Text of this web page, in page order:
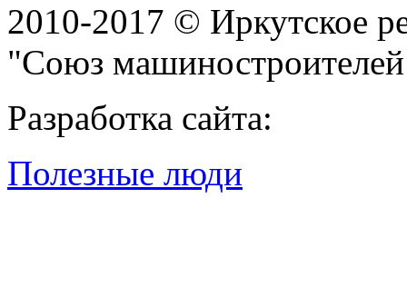
2010-2017 © Иркутское
"Союз
Разработка сайта:
Полезные люди